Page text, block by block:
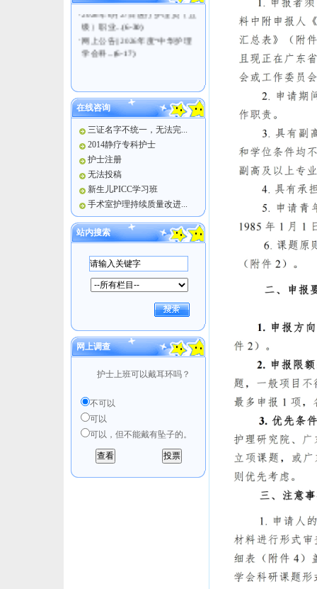
·2026年6月27日医疗护理员（五
级）职业...(6-30)
·网上公告|| 2026年度“中华护理
学会科...(6-17)
在线咨询
三证名字不统一，无法完...
2014静疗专科护士
护士注册
无法投稿
新生儿PICC学习班
手术室护理持续质量改进...
站内搜索
网上调查
护士上班可以戴耳环吗？
不可以
可以
可以，但不能戴有坠子的。